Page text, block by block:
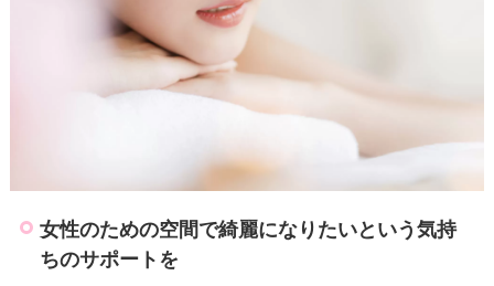
女性のための空間で綺麗になりたいという気持
ちのサポートを